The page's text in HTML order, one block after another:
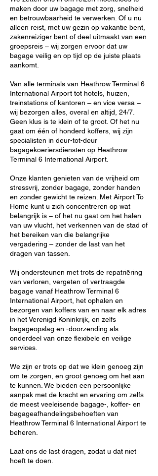
maken door uw bagage met zorg, snelheid
en betrouwbaarheid te verwerken. Of u nu
alleen reist, met uw gezin op vakantie bent,
zakenreiziger bent of deel uitmaakt van een
groepsreis – wij zorgen ervoor dat uw
bagage veilig en op tijd op de juiste plaats
aankomt.
Van alle terminals van Heathrow Terminal 6
International Airport tot hotels, huizen,
treinstations of kantoren – en vice versa –
wij bezorgen alles, overal en altijd, 24/7.
Geen klus is te klein of te groot. Of het nu
gaat om één of honderd koffers, wij zijn
specialisten in deur-tot-deur
bagagekoeriersdiensten op Heathrow
Terminal 6 International Airport.
Onze klanten genieten van de vrijheid om
stressvrij, zonder bagage, zonder handen
en zonder gewicht te reizen. Met Airport To
Home kunt u zich concentreren op wat
belangrijk is – of het nu gaat om het halen
van uw vlucht, het verkennen van de stad of
het bereiken van die belangrijke
vergadering – zonder de last van het
dragen van tassen.
Wij ondersteunen met trots de repatriëring
van verloren, vergeten of vertraagde
bagage vanaf Heathrow Terminal 6
International Airport, het ophalen en
bezorgen van koffers van en naar elk adres
in het Verenigd Koninkrijk, en zelfs
bagageopslag en -doorzending als
onderdeel van onze flexibele en veilige
services.
We zijn er trots op dat we klein genoeg zijn
om te zorgen, en groot genoeg om het aan
te kunnen. We bieden een persoonlijke
aanpak met de kracht en ervaring om zelfs
de meest veeleisende bagage-, koffer- en
bagageafhandelingsbehoeften van
Heathrow Terminal 6 International Airport te
beheren.
Laat ons de last dragen, zodat u dat niet
hoeft te doen.